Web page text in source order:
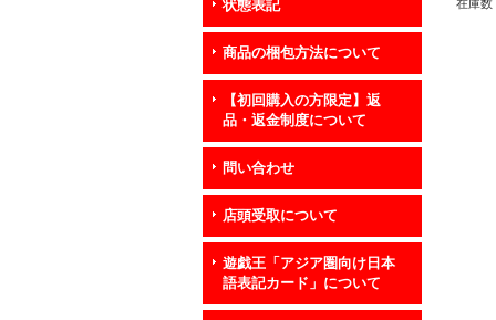
状態表記
商品の梱包方法について
【初回購入の方限定】返
品・返金制度について
問い合わせ
店頭受取について
遊戯王「アジア圏向け日本
語表記カード」について
在庫数